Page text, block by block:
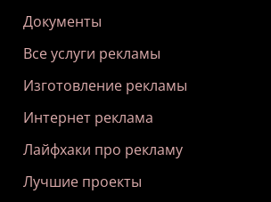
Документы
Все услуги рекламы
Изготовление рекламы
Интернет реклама
Лайфхаки про рекламу
Лучшие проекты